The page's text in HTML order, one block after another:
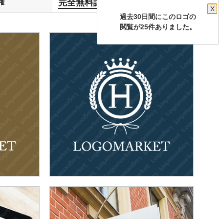
過去30日間にこのロゴの
X
閲覧が25件ありました。